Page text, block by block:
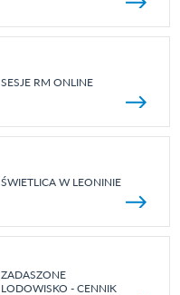
SESJE RM ONLINE
ŚWIETLICA W LEONINIE
ZADASZONE
LODOWISKO - CENNIK